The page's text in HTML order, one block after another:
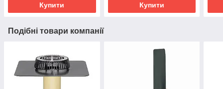
Купити Купити
Подібні товари компанії